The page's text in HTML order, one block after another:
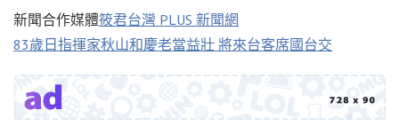
新聞合作媒體筱君台灣 PLUS 新聞網
83歲日指揮家秋山和慶老當益壯 將來台客席國台交